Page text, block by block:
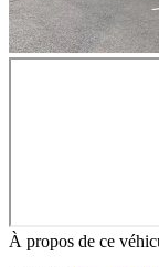
À propos de ce